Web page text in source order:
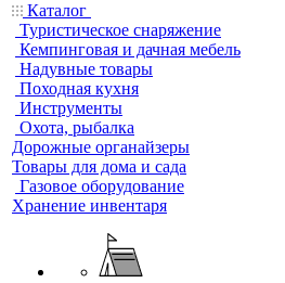
Каталог
Туристическое снаряжение
Кемпинговая и дачная мебель
Надувные товары
Походная кухня
Инструменты
Охота, рыбалка
Дорожные органайзеры
Товары для дома и сада
Газовое оборудование
Хранение инвентаря